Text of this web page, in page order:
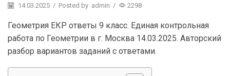
14.03.2025 / Posted by admin / 2298
Геометрия ЕКР ответы 9 класс. Единая контрольная
работа по Геометрии в г. Москва 14.03.2025. Авторский
разбор вариантов заданий с ответами.